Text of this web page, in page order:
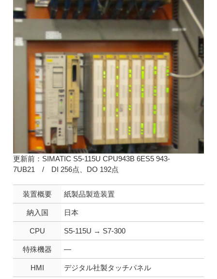
更新前：SIMATIC S5-115U CPU943B 6ES5 943-
7UB21 / DI 256点、DO 192点
装置概要 紙製品製造装置
納入国 日本
CPU S5-115U → S7-300
特殊機器 —
HMI デジタル社製タッチパネル